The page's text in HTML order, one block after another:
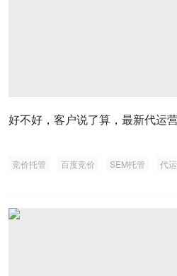
好不好，客户说了算，最新代运
竞价托管 百度竞价 SEM托管 代